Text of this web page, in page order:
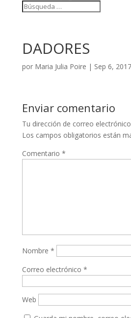
DADORES
por Maria Julia Poire | Sep 6, 2017
Enviar comentario
Tu dirección de correo
Los campos obligatorios están
Comentario *
Nombre *
Correo electrónico *
Web